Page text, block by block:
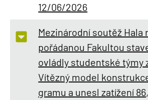
12/06/2026
Mezinárodní soutěž Hala
pořádanou Fakultou
ovládly studentské týmy
Vítězný model
gramu a unesl zatížení